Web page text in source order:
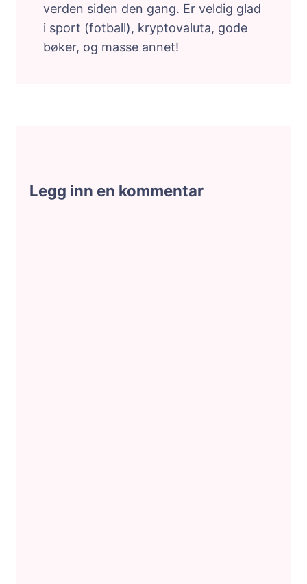
verden siden den gang. Er veldig glad
i sport (fotball), kryptovaluta, gode
bøker, og masse annet!
Legg inn en kommentar